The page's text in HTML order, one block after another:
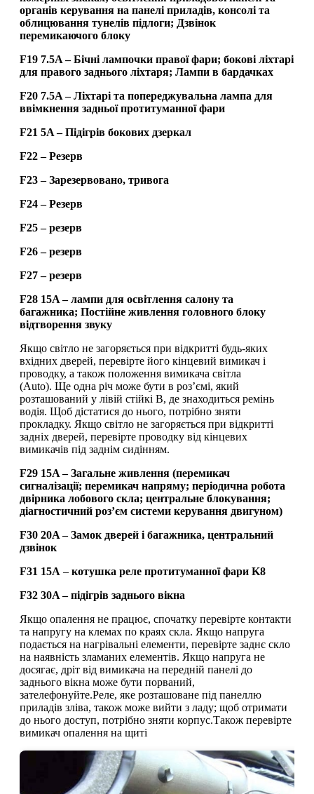
органів керування на панелі приладів, консолі та
облицювання тунелів підлоги; Дзвінок
перемикаючого блоку
F19 7.5A – Бічні лампочки правої фари; бокові ліхтарі
для правого заднього ліхтаря; Лампи в бардачках
F20 7.5A – Ліхтарі та попереджувальна лампа для
ввімкнення задньої протитуманної фари
F21 5A – Підігрів бокових дзеркал
F22 – Резерв
F23 – Зарезервовано, тривога
F24 – Резерв
F25 – резерв
F26 – резерв
F27 – резерв
F28 15A – лампи для освітлення салону та
багажника; Постійне живлення головного блоку
відтворення звуку
Якщо світло не загоряється при відкритті будь-яких
вхідних дверей, перевірте його кінцевий вимикач і
проводку, а також положення вимикача світла
(Auto). Ще одна річ може бути в роз’ємі, який
розташований у лівій стійкі B, де знаходиться ремінь
водія. Щоб дістатися до нього, потрібно зняти
прокладку. Якщо світло не загоряється при відкритті
задніх дверей, перевірте проводку від кінцевих
вимикачів під заднім сидінням.
F29 15A – Загальне живлення (перемикач
сигналізації; перемикач напряму; періодична робота
двірника лобового скла; центральне блокування;
діагностичний роз’єм системи керування двигуном)
F30 20A – Замок дверей і багажника, центральний
дзвінок
F31 15A – котушка реле протитуманної фари K8
F32 30A – підігрів заднього вікна
Якщо опалення не працює, спочатку перевірте контакти
та напругу на клемах по краях скла. Якщо напруга
подається на нагрівальні елементи, перевірте заднє скло
на наявність зламаних елементів. Якщо напруга не
досягає, дріт від вимикача на передній панелі до
заднього вікна може бути порваний,
зателефонуйте.Реле, яке розташоване під панеллю
приладів зліва, також може вийти з ладу; щоб отримати
до нього доступ, потрібно зняти корпус.Також перевірте
вимикач опалення на щиті